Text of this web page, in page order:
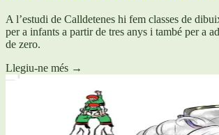
A l’estudi de Calldetenes hi fem classes de
per a infants a partir de tres anys i també per a
de zero.
Llegiu-ne més →